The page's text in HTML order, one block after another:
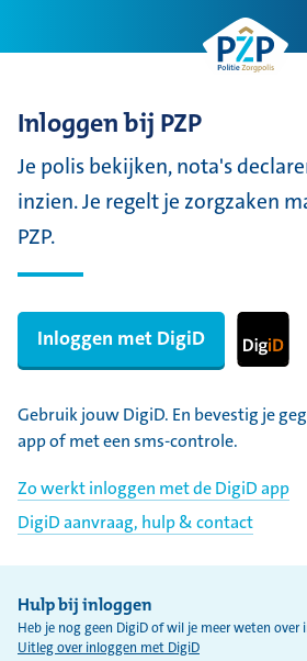
Inloggen bij PZP
Je polis bekijken, nota's
inzien. Je regelt je zorgzaken
PZP.
n
o
g
e
n
m
e
Inloggen met DigiD
Gebruik jouw DigiD. En bevestig je
app of met een sms-controle.
Zo werkt inloggen met de DigiD app
DigiD aanvraag, hulp & contact
Hulp bij inloggen
Heb je nog geen DigiD of wil je meer weten over
Uitleg over inloggen met DigiD